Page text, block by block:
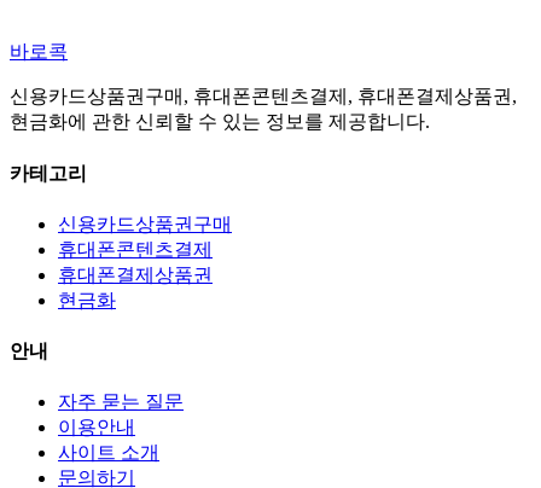
바로콕
신용카드상품권구매, 휴대폰콘텐츠결제, 휴대폰결제상품권,
현금화에 관한 신뢰할 수 있는 정보를 제공합니다.
카테고리
신용카드상품권구매
휴대폰콘텐츠결제
휴대폰결제상품권
현금화
안내
자주 묻는 질문
이용안내
사이트 소개
문의하기